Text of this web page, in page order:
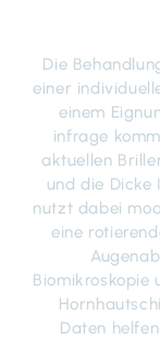
Die
einer
einem
infrage
aktuellen
und die Dicke
nutzt dabei
eine
Biomikroskopie
Daten